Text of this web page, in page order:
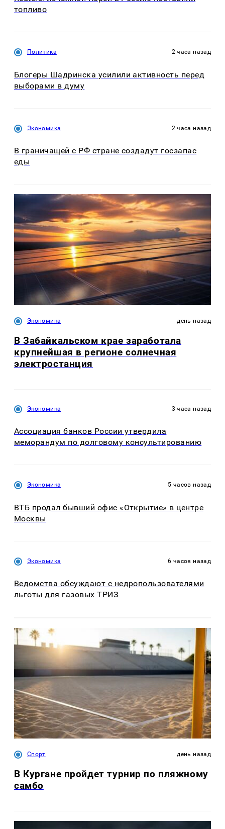
топливо
Политика 2 часа назад
Блогеры Шадринска усилили активность перед
выборами в думу
Экономика 2 часа назад
В граничащей с РФ стране создадут госзапас
еды
Экономика день назад
В Забайкальском крае заработала
крупнейшая в регионе солнечная
электростанция
Экономика 3 часа назад
Ассоциация банков России утвердила
меморандум по долговому консультированию
Экономика 5 часов назад
ВТБ продал бывший офис «Открытие» в центре
Москвы
Экономика 6 часов назад
Ведомства обсуждают с недропользователями
льготы для газовых ТРИЗ
Спорт день назад
В Кургане пройдет турнир по пляжному
самбо